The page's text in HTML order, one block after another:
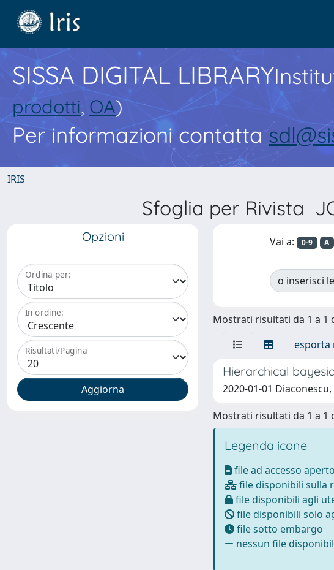
SISSA DIGITAL LIBRARY
prodotti, OA)
Per informazioni contatta
IRIS
Sfoglia per Rivista
Opzioni
Ordina per:
In ordine:
Risultati/Pagina
Vai a: 0-9 A
o inserisci
Mostrati risultati da 1 a 1
esporta
Hierarchical
2020-01-01 Diaconescu,
Mostrati risultati da 1 a 1
Legenda icone
file ad accesso aperto
file disponibili sulla
file disponibili agli
file disponibili solo
file sotto embargo
nessun file